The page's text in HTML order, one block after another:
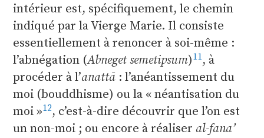
intérieur est, spécifiquement, le chemin
indiqué par la Vierge Marie. Il consiste
essentiellement à renoncer à soi-même :
l’abnégation (Abneget semetipsum)11, à
procéder à l’anattā : l’anéantissement du
moi (bouddhisme) ou la « néantisation du
moi »12, c’est-à-dire découvrir que l’on est
un non-moi ; ou encore à réaliser al-fana’